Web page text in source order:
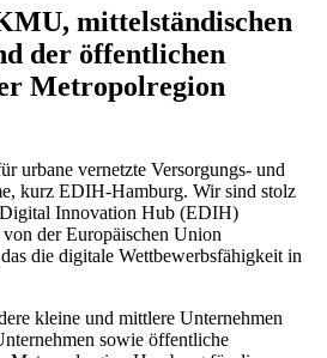
mittelständischen
der öffentlichen
Metropolregion
urbane vernetzte Versorgungs- und
kurz EDIH-Hamburg. Wir sind stolz
Innovation Hub (EDIH)
der Europäischen Union
die digitale Wettbewerbsfähigkeit in
kleine und mittlere Unternehmen
sowie öffentliche